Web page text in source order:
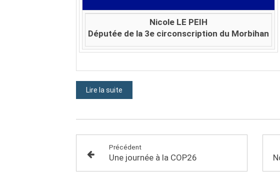
Nicole LE PEIH
Députée de la 3e circonscription du Morbihan
Lire la suite
Précédent
Une journée à la COP26